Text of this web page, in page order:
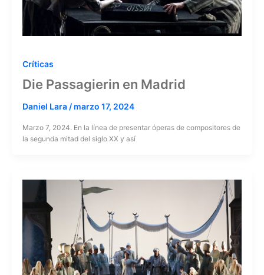
Críticas
Die Passagierin en Madrid
Daniel Lara / marzo 17, 2024
Marzo 7, 2024. En la línea de presentar óperas de compositores de
la segunda mitad del siglo XX y así